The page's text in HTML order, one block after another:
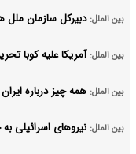
بین الملل: دبیرکل سازمان
بین الملل: آمریکا علیه کوبا
بین الملل: همه چیز درباره
بین الملل: نیروهای اسرائیلی